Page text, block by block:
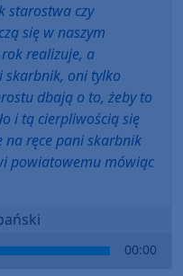
starostwa czy
się w naszym
rok realizuje, a
skarbnik, oni tylko
dbają o to, żeby to
i tą cierpliwością się
na ręce pani skarbnik
powiatowemu mówiąc
00:00